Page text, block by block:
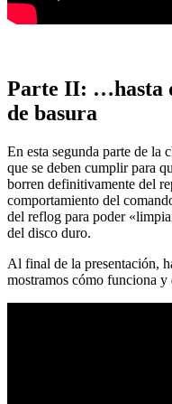
Parte II: …hasta
de basura
En esta segunda parte de la
que se deben cumplir para
borren definitivamente del
comportamiento del
del reflog para poder
del disco duro.
Al final de la presentación,
mostramos cómo funciona